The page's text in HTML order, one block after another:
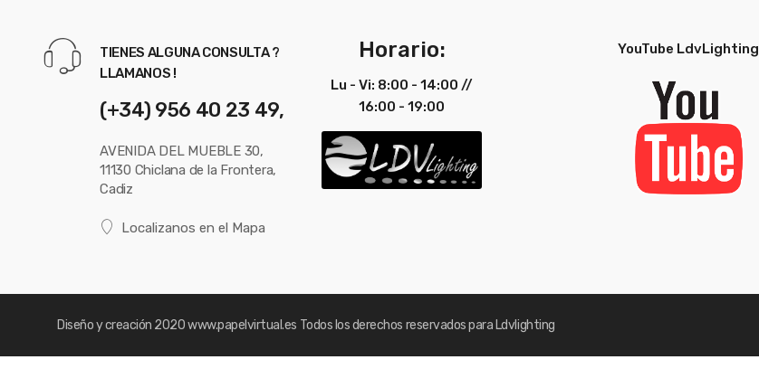
TIENES ALGUNA CONSULTA ?
LLAMANOS !
(+34) 956 40 23 49,
AVENIDA DEL MUEBLE 30,
11130 Chiclana de la Frontera,
Cadiz
Localizanos en el Mapa
Horario:
Lu - Vi: 8:00 - 14:00 //
16:00 - 19:00
YouTube LdvLighting
Diseño y creación 2020www.papelvirtual.es Todos los derechos reservados para Ldvlighting